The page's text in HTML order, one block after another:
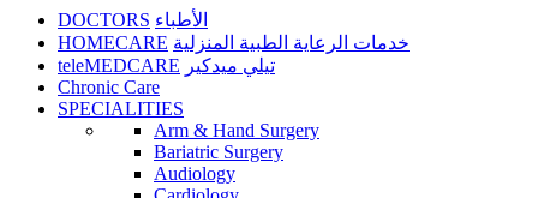
DOCTORS الأطباء
HOMECARE خدمات الرعاية الطبية المنزلية
teleMEDCARE تيلي ميدكير
Chronic Care
SPECIALITIES
Arm & Hand Surgery
Bariatric Surgery
Audiology